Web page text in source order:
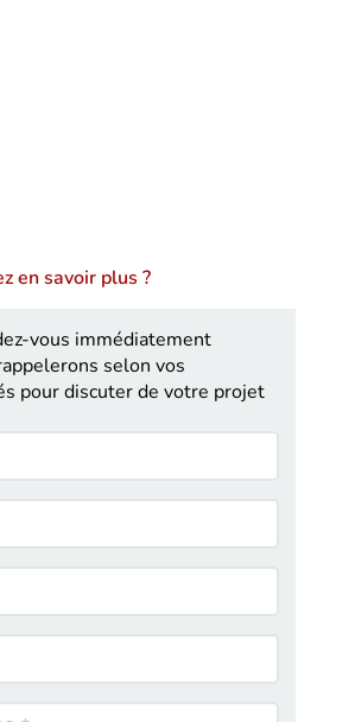
en savoir plus ?
vous immédiatement
selon vos
pour discuter de votre projet